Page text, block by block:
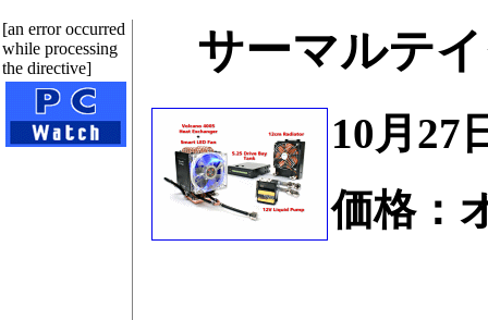
[an error occurred
while processing
the directive]
サーマルテ
10月27
価格：